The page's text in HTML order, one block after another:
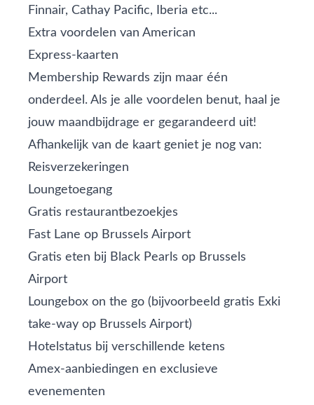
Finnair, Cathay Pacific, Iberia etc...
Extra voordelen van American
Express‑kaarten
Membership Rewards zijn maar één
onderdeel. Als je alle voordelen benut, haal je
jouw maandbijdrage er gegarandeerd uit!
Afhankelijk van de kaart geniet je nog van:
Reisverzekeringen
Loungetoegang
Gratis restaurantbezoekjes
Fast Lane op Brussels Airport
Gratis eten bij Black Pearls op Brussels
Airport
Loungebox on the go (bijvoorbeeld gratis Exki
take-way op Brussels Airport)
Hotelstatus bij verschillende ketens
Amex‑aanbiedingen en exclusieve
evenementen